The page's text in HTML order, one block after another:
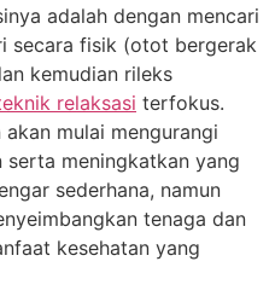
adalah dengan mencari
secara fisik (otot bergerak
kemudian rileks
relaksasi terfokus.
mulai mengurangi
meningkatkan yang
sederhana, namun
tenaga dan
kesehatan yang